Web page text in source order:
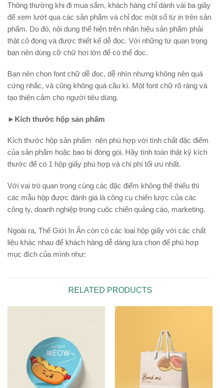
Thông thường khi đi mua sắm, khách hàng chỉ dành vài ba giây
để xem lướt qua các sản phẩm và chỉ đọc một số từ in trên sản
phẩm. Do đó, nội dung thể hiện trên nhãn hiệu sản phẩm phải
thật cô đọng và được thiết kế dễ đọc. Với những từ quan trọng
bạn nên dùng cỡ chữ hơi lớn để có thể đọc.
Bạn nên chọn font chữ dễ đọc, dễ nhìn nhưng không nên quá
cứng nhắc, và cũng không quá cầu kì. Một font chữ rõ ràng và
tạo thiện cảm cho người tiêu dùng.
► Kích thước hộp sản phẩm
Kích thước hộp sản phẩm nên phù hợp với tính chất đặc điểm
của sản phẩm hoặc bao bì đóng gói. Hãy tính toán thật kỹ kích
thước để có 1 hộp giấy phù hợp và chi phí tối ưu nhất.
Với vai trò quan trọng cùng các đặc điểm không thể thiếu thì
các mẫu hộp được đánh giá là công cụ chiến lược của các
công ty, doanh nghiệp trong cuộc chiến quảng cáo, marketing.
Ngoài ra, Thế Giới In Ấn còn có các loại hộp giấy với các chất
liệu khác nhau để khách hàng dễ dàng lựa chọn để phù hợp
mục đích của mình như:
RELATED PRODUCTS